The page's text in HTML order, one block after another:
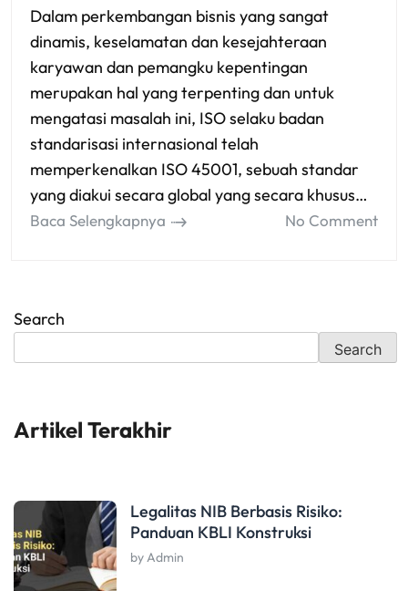
Dalam perkembangan bisnis yang sangat
dinamis, keselamatan dan kesejahteraan
karyawan dan pemangku kepentingan
merupakan hal yang terpenting dan untuk
mengatasi masalah ini, ISO selaku badan
standarisasi internasional telah
memperkenalkan ISO 45001, sebuah standar
yang diakui secara global yang secara khusus…
Baca Selengkapnya No Comment
Search
Search
Artikel Terakhir
Legalitas NIB Berbasis Risiko:
Panduan KBLI Konstruksi
by Admin